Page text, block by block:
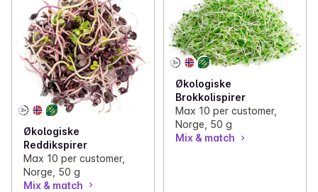
Økologiske
Reddikspirer
Max 10 per customer,
Norge, 50 g
Mix & match
Økologiske
Brokkolispirer
Max 10 per customer,
Norge, 50 g
Mix & match